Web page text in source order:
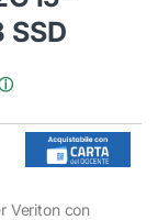
SSD
Veriton con